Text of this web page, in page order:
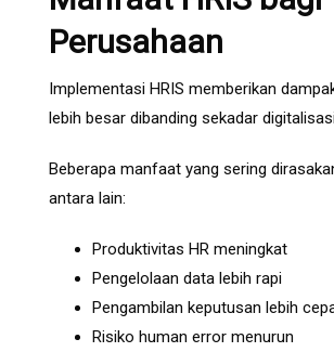
Perusahaan
Implementasi HRIS memberikan
lebih besar dibanding sekadar
Beberapa manfaat yang sering
antara lain:
Produktivitas HR meningkat
Pengelolaan data lebih rapi
Pengambilan keputusan lebih
Risiko human error menurun